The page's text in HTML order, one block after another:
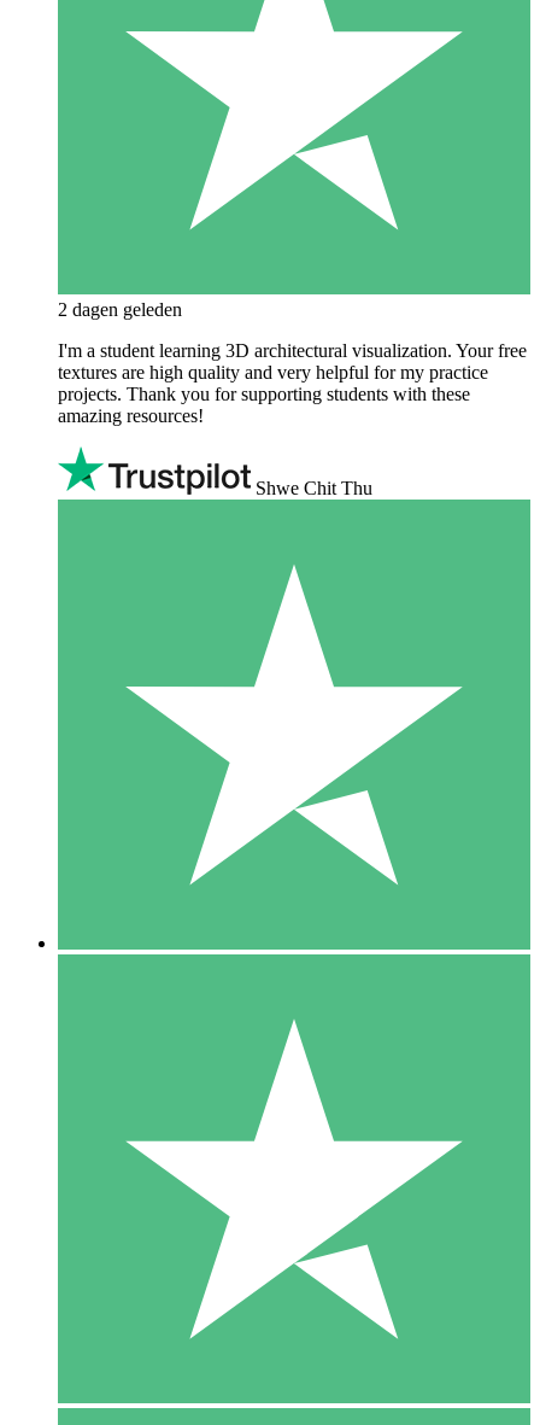
2 dagen geleden
I'm a student learning 3D architectural visualization. Your free
textures are high quality and very helpful for my practice
projects. Thank you for supporting students with these
amazing resources!
Shwe Chit Thu